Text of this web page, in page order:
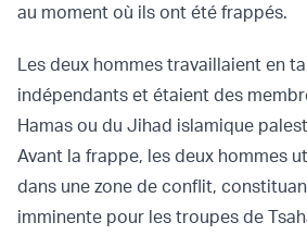
au moment où ils ont été frappés.
Les deux hommes travaillaient en
indépendants et étaient des
Hamas ou du Jihad islamique
Avant la frappe, les deux hommes
dans une zone de conflit,
imminente pour les troupes de